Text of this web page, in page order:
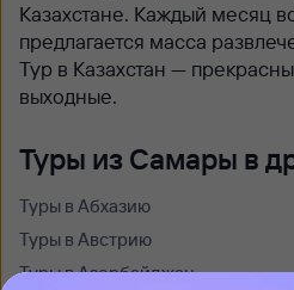
Казахстане. Каждый месяц
предлагается масса
Тур в Казахстан —
выходные.
Туры из Самары в
Туры в Абхазию
Туры в Австрию
Туры в Азербайджан